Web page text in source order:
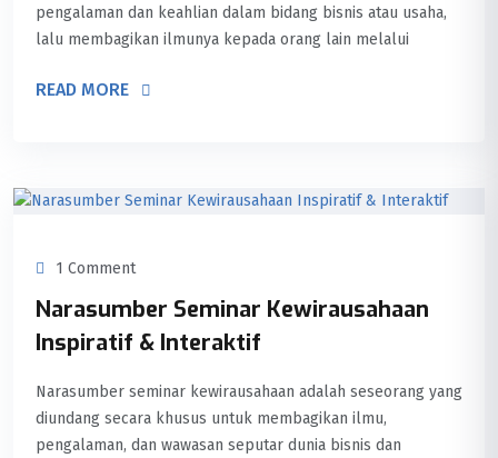
pengalaman dan keahlian dalam bidang bisnis atau usaha,
lalu membagikan ilmunya kepada orang lain melalui
READ MORE
1 Comment
Narasumber Seminar Kewirausahaan
Inspiratif & Interaktif
Narasumber seminar kewirausahaan adalah seseorang yang
diundang secara khusus untuk membagikan ilmu,
pengalaman, dan wawasan seputar dunia bisnis dan